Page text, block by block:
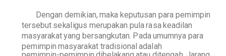
Dengan demikian, maka keputusan parapemimpin
tersebut sekaligus merupakan pularasakeadilan
masyarakatyang bersangkutan. Padaumumnya para
pemimpin masyarakat tradisional adalah